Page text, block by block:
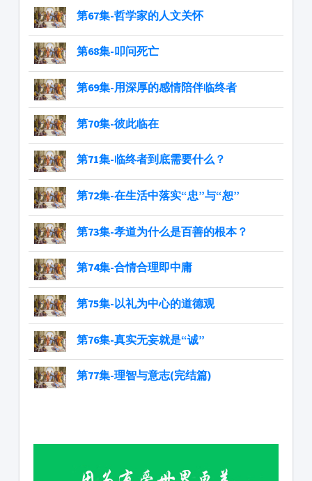
第67集-哲学家的人文关怀
第68集-叩问死亡
第69集-用深厚的感情陪伴临终者
第70集-彼此临在
第71集-临终者到底需要什么？
第72集-在生活中落实“忠”与“恕”
第73集-孝道为什么是百善的根本？
第74集-合情合理即中庸
第75集-以礼为中心的道德观
第76集-真实无妄就是“诚”
第77集-理智与意志(完结篇)